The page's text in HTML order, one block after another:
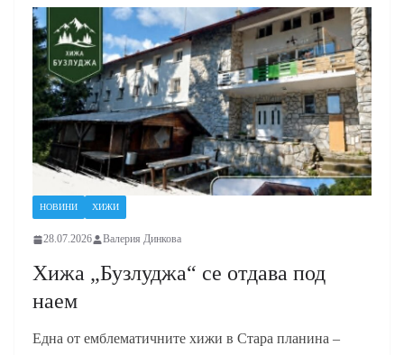
НОВИНИ ХИЖИ
28.07.2026 Валерия Динкова
Хижа „Бузлуджа“ се отдава под
наем
Една от емблематичните хижи в Стара планина –